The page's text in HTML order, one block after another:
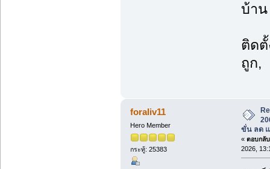
บ้า
ติด
ถูก,
foraliv11
Hero Member
กระทู้: 25383
ขั่น ลด
« ตอบกลั
2026,